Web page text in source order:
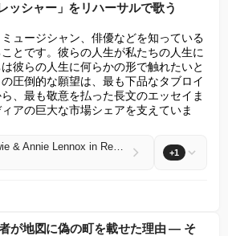
ッシャー」をリハーサルで歌う
ュージシャン、俳優などを知っている
とです。彼らの人生が私たちの人生に
彼らの人生に何らかの形で触れたいと
圧倒的な願望は、最も下品なタブロイ
、最も敬意を払った長文のエッセイま
アの巨大な市場シェアを支えていま
Watch David Bowie & Annie Lennox in Rehearsal, Singing “Under Pressure,” with Queen (1992) +1
が地図に偽の町を載せた理由 — そ